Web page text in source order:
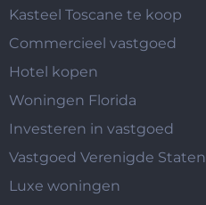
Kasteel Toscane te koop
Commercieel vastgoed
Hotel kopen
Woningen Florida
Investeren in vastgoed
Vastgoed Verenigde Staten
Luxe woningen